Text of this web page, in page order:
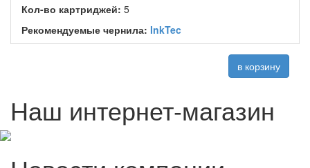
Кол-во картриджей: 5
Рекомендуемые чернила: InkTec
в корзину
Наш интернет-магазин